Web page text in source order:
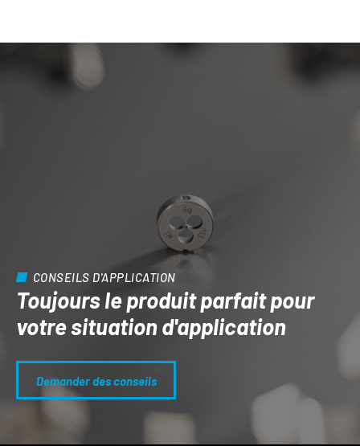
CONSEILS D'APPLICATION
Toujours le produit parfait pour
votre situation d'application
Demander des conseils